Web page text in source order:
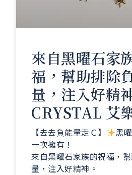
來自黑曜石家
福，幫助排除
量，注入好精
CRYSTAL 艾
【去去負能量走Ｃ】 黑曜
一次擁有！
來自黑曜石家族的祝福，
量，注入好精神。